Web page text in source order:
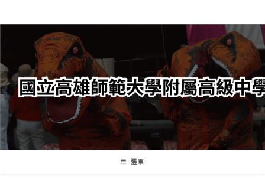
轉
要
內
容
選單